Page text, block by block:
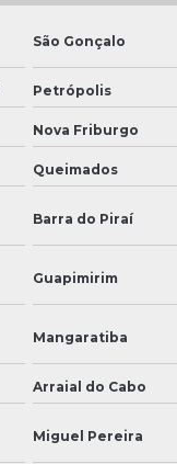
São Gonçalo
Petrópolis
Nova Friburgo
Queimados
Barra do Piraí
Guapimirim
Mangaratiba
Arraial do Cabo
Miguel Pereira